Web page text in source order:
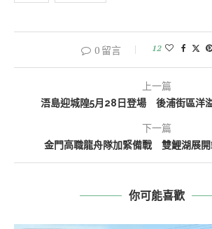
0 留言 12
上一篇
浯島迎城隍5月28日登場 後浦街區洋
下一篇
金門高職龍舟隊加緊備戰 雙鯉湖展開
你可能喜歡